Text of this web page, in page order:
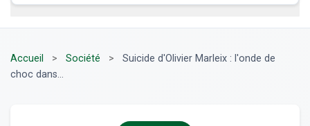
Accueil > Société >
Suicide d'Olivier Marleix : l'onde de
choc dans...